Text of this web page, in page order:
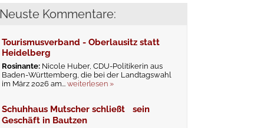
Neuste Kommentare:
Tourismusverband - Oberlausitz statt
Heidelberg
Rosinante: Nicole Huber, CDU-Politikerin aus
Baden-Württemberg, die bei der Landtagswahl
im März 2026 am...weiterlesen »
Schuhhaus Mutscher schließt sein
Geschäft in Bautzen